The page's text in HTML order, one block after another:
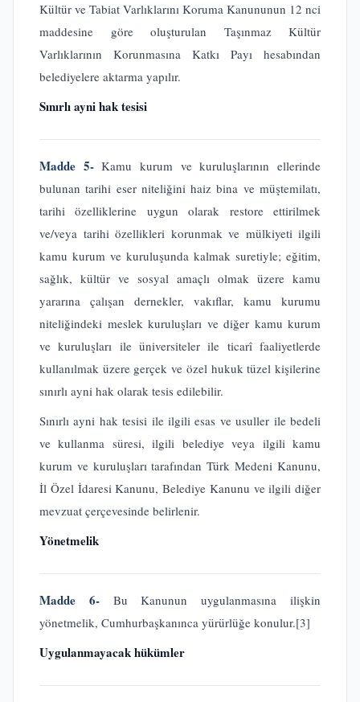
Kültür ve Tabiat Varlıklarını Koruma Kanununun 12 nci
maddesine göre oluşturulan Taşınmaz Kültür
Varlıklarının Korunmasına Katkı Payı hesabından
belediyelere aktarma yapılır.
Sınırlı ayni hak tesisi
Madde 5-Kamu kurum ve kuruluşlarının ellerinde
bulunan tarihi eser niteliğini haiz bina ve müştemilatı,
tarihi özelliklerine uygun olarak restore ettirilmek
ve/veya tarihi özellikleri korunmak ve mülkiyeti ilgili
kamu kurum ve kuruluşunda kalmak suretiyle; eğitim,
sağlık, kültür ve sosyal amaçlı olmak üzere kamu
yararına çalışan dernekler, vakıflar, kamu kurumu
niteliğindeki meslek kuruluşları ve diğer kamu kurum
ve kuruluşları ile üniversiteler ile ticarî faaliyetlerde
kullanılmak üzere gerçek ve özel hukuk tüzel kişilerine
sınırlı ayni hak olarak tesis edilebilir.
Sınırlı ayni hak tesisi ile ilgili esas ve usuller ile bedeli
ve kullanma süresi, ilgili belediye veya ilgili kamu
kurum ve kuruluşları tarafından Türk Medeni Kanunu,
İl Özel İdaresi Kanunu, Belediye Kanunu ve ilgili diğer
mevzuat çerçevesinde belirlenir.
Yönetmelik
Madde 6-Bu Kanunun uygulanmasına ilişkin
yönetmelik, Cumhurbaşkanınca yürürlüğe konulur.[3]
Uygulanmayacak hükümler